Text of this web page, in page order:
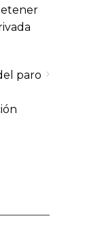
paro